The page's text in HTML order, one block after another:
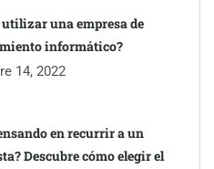
utilizar una empresa de
informático?
14, 2022
en recurrir a un
Descubre cómo elegir el